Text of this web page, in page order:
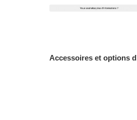
Accessoires et options